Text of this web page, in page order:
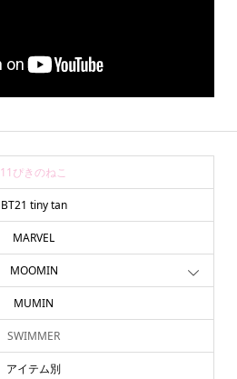
11ぴきのねこ
BT21 tiny tan
MARVEL
MOOMIN
MUMIN
SWIMMER
アイテム別